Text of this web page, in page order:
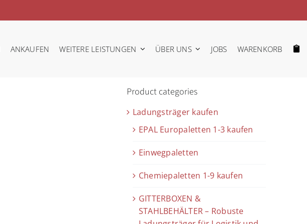
ANKAUFEN WEITERE LEISTUNGEN ÜBER UNS JOBS WARENKORB
Product categories
Ladungsträger kaufen
EPAL Europaletten 1-3 kaufen
Einwegpaletten
Chemiepaletten 1-9 kaufen
GITTERBOXEN &
STAHLBEHÄLTER – Robuste